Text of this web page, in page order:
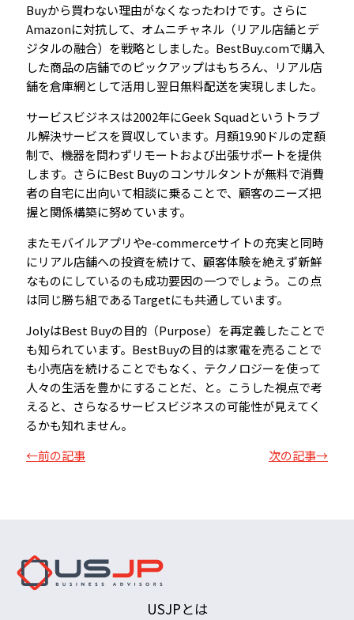
Buyから買わない理由がなくなったわけです。さらに
Amazonに対抗して、オムニチャネル（リアル店舗とデ
ジタルの融合）を戦略としました。BestBuy.comで購入
した商品の店舗でのピックアップはもちろん、リアル店
舗を倉庫網として活用し翌日無料配送を実現しました。
サービスビジネスは2002年にGeek Squadというトラブ
ル解決サービスを買収しています。月額19.90ドルの定額
制で、機器を問わずリモートおよび出張サポートを提供
します。さらにBest Buyのコンサルタントが無料で消費
者の自宅に出向いて相談に乗ることで、顧客のニーズ把
握と関係構築に努めています。
またモバイルアプリやe-commerceサイトの充実と同時
にリアル店舗への投資を続けて、顧客体験を絶えず新鮮
なものにしているのも成功要因の一つでしょう。この点
は同じ勝ち組であるTargetにも共通しています。
JolyはBest Buyの目的（Purpose）を再定義したことで
も知られています。BestBuyの目的は家電を売ることで
も小売店を続けることでもなく、テクノロジーを使って
人々の生活を豊かにすることだ、と。こうした視点で考
えると、さらなるサービスビジネスの可能性が見えてく
るかも知れません。
←前の記事
次の記事→
USJPとは